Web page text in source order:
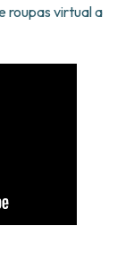
roupas virtual a